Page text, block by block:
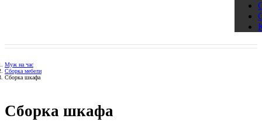
Муж на час
Сборка мебели
Сборка шкафа
Сборка шкафа